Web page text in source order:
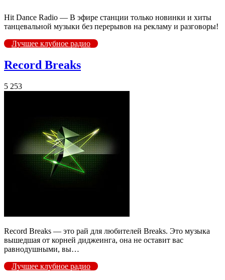
Hit Dance Radio — В эфире станции только новинки и хиты
танцевальной музыки без перерывов на рекламу и разговоры!
Лучшее клубное радио
Record Breaks
5 253
Record Breaks — это рай для любителей Breaks. Это музыка
вышедшая от корней диджеинга, она не оставит вас
равнодушными, вы…
Лучшее клубное радио